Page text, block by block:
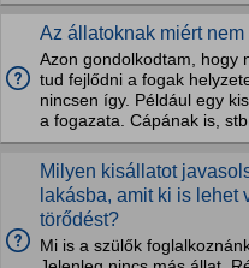
Az állatoknak miért
Azon gondolkodtam, hogy
tud fejlődni a fogak
nincsen így. Például egy
a fogazata. Cápának is,
Milyen kisállatot
lakásba, amit ki is lehet
törődést?
Mi is a szülők